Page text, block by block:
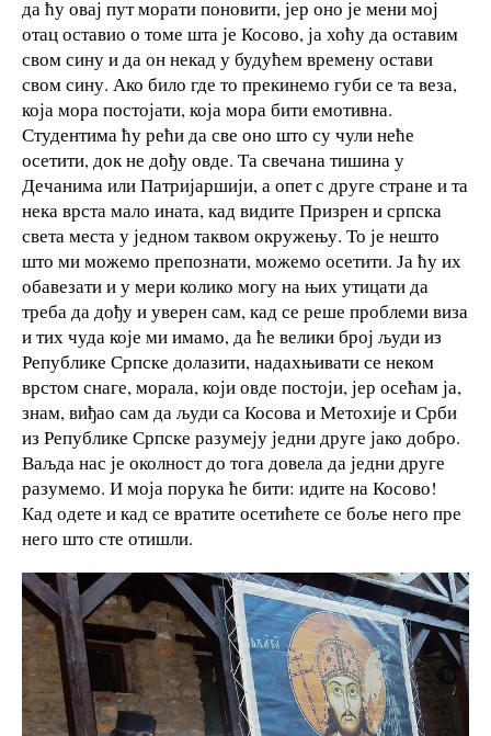
да ћу овај пут морати поновити, јер оно је мени мој
отац оставио о томе шта је Косово, ја хоћу да оставим
свом сину и да он некад у будућем времену остави
свом сину. Ако било где то прекинемо губи се та веза,
која мора постојати, која мора бити емотивна.
Студентима ћу рећи да све оно што су чули неће
осетити, док не дођу овде. Та свечана тишина у
Дечанима или Патријаршији, а опет с друге стране и та
нека врста мало ината, кад видите Призрен и српска
света места у једном таквом окружењу. То је нешто
што ми можемо препознати, можемо осетити. Ја ћу их
обавезати и у мери колико могу на њих утицати да
треба да дођу и уверен сам, кад се реше проблеми виза
и тих чуда које ми имамо, да ће велики број људи из
Републике Српске долазити, надахњивати се неком
врстом снаге, морала, који овде постоји, јер осећам ја,
знам, виђао сам да људи са Косова и Метохије и Срби
из Републике Српске разумеју једни друге јако добро.
Ваљда нас је околност до тога довела да једни друге
разумемо. И моја порука ће бити: идите на Косово!
Кад одете и кад се вратите осетићете се боље него пре
него што сте отишли.